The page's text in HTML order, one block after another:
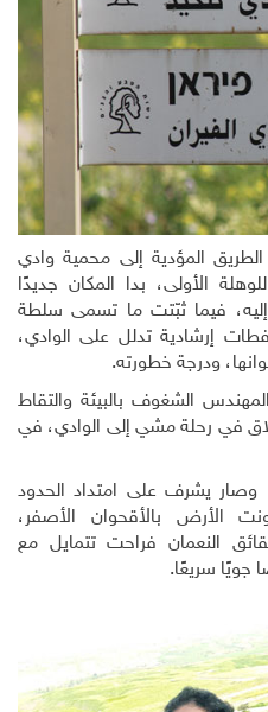
المؤدية إلى محمية وادي
للوهلة الأولى، بدا المكان جديدًا
فيما ثبّتت ما تسمى سلطة
إرشادية تدلل على الوادي،
ودرجة خطورته.
الشغوف بالبيئة والتقاط
في رحلة مشي إلى الوادي، في
وصار يشرف على امتداد الحدود
الأرض بالأقحوان الأصفر،
النعمان فراحت تتمايل مع
جويًا سريعًا.